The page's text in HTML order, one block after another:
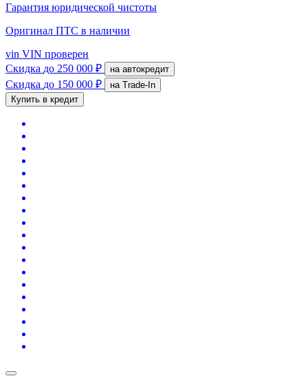
Гарантия юридической чистоты
Оригинал ПТС в наличии
vin VIN проверен
Скидка до 250 000 ₽ на автокредит
Скидка до 150 000 ₽
на Trade-In
Купить в кредит